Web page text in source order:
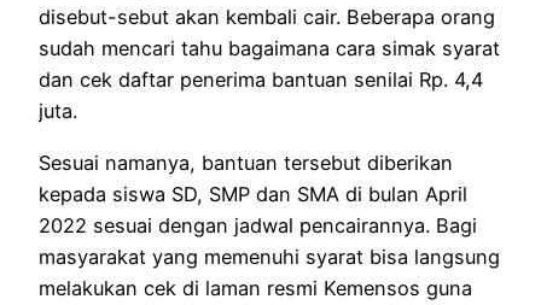
disebut-sebut akan kembali cair. Beberapa orang
sudah mencari tahu bagaimana cara simak syarat
dan cek daftar penerima bantuan senilai Rp. 4,4
juta.
Sesuai namanya, bantuan tersebut diberikan
kepada siswa SD, SMP dan SMA di bulan April
2022 sesuai dengan jadwal pencairannya. Bagi
masyarakat yang memenuhi syarat bisa langsung
melakukan cek di laman resmi Kemensos guna